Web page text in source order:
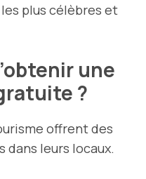
plus célèbres et
une
?
offrent des
leurs locaux.